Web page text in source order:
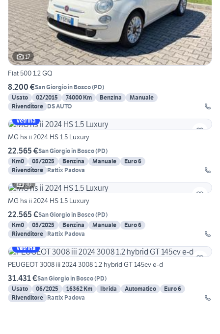
17
Fiat 500 1.2 GQ
8.200 €San Giorgio in Bosco(PD)
Usato
02/2015 74000 Km Benzina
Manuale
Rivenditore DS AUTO
Vetrina
MG hs ii 2024 HS 1.5 Luxury
22.565 €San Giorgio in Bosco(PD)
Km0
05/2025 Benzina Manuale
Euro 6
Rivenditore Rattix Padova
30
MG hs ii 2024 HS 1.5 Luxury
22.565 €San Giorgio in Bosco(PD)
Km0
05/2025 Benzina Manuale
Euro 6
Rivenditore Rattix Padova
Vetrina
PEUGEOT 3008 iii 2024 3008 1.2 hybrid GT 145cv e-d
31.431 €San Giorgio in Bosco(PD)
Usato
06/2025 16362 Km Ibrida Automatico
Euro 6
Rivenditore Rattix Padova